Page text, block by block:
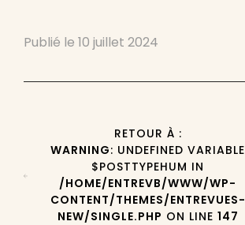
Publié le 10 juillet 2024
RETOUR À :
WARNING: UNDEFINED VARIABLE
$POSTTYPEHUM IN
/HOME/ENTREVB/WWW/WP-
CONTENT/THEMES/ENTREVUES-
NEW/SINGLE.PHP ON LINE 147